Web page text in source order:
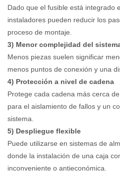
Dado que el fusible está integrado
instaladores pueden reducir los
proceso de montaje.
3) Menor complejidad del
Menos piezas suelen significar
menos puntos de conexión y una
4) Protección a nivel de cadena
Protege cada cadena más cerca
para el aislamiento de fallos y un
sistema.
5) Despliegue flexible
Puede utilizarse en sistemas de
donde la instalación de una caja
inconveniente o antieconómica.